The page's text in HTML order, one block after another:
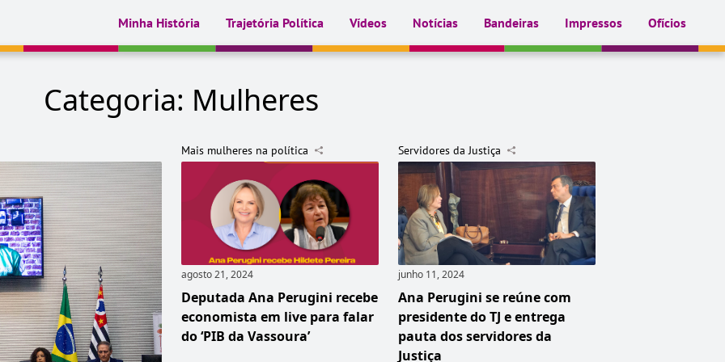
Minha História Trajetória Política Vídeos Notícias Bandeiras Impressos Ofícios
Categoria: Mulheres
Mais mulheres na política
agosto 21, 2024
Deputada Ana Perugini recebe
economista em live para falar
do ‘PIB da Vassoura’
Servidores da Justiça
junho 11, 2024
Ana Perugini se reúne com
presidente do TJ e entrega
pauta dos servidores da
Justiça